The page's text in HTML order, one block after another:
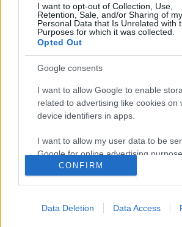
I want to opt-out of Collection, Use,
Retention, Sale, and/or Sharing of my
Personal Data that Is Unrelated with
Purposes for which it was collected.
Opted Out
Google consents
I want to allow Google to enable
related to advertising like cookies on
device identifiers in apps.
I want to allow my user data to be
Google for online advertising
I want to allow Google to send me
CONFIRM
Data Deletion Data Access
Az MSZP-s politikus azt mondta, egészen
fideszes Hende Csaba vissza-feljelentget
megmagyarázná, mire fel mutyizik.
A PORNHUB
A 16 millió dolláros kisebb kastély egy
EGY ÉJSZAKÁRA
2021. december. 01. 19:41
Felkerült az Airbnb-re a Reszkessetek,
kultfilm forgatási helyszínéül szolgáló ház.
OLYAN HÁZAK, AMELYEKET
UTCÁBAN HÚZTAK FEL